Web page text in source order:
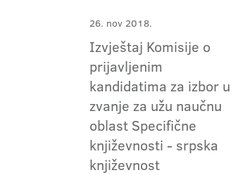
26. nov 2018.
Izvještaj Komisije o
prijavljenim
kandidatima za izbor u
zvanje za užu naučnu
oblast Specifične
književnosti - srpska
književnost